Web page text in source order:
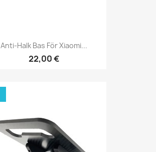
Anti-Halk Bas För Xiaomi...
22,00 €